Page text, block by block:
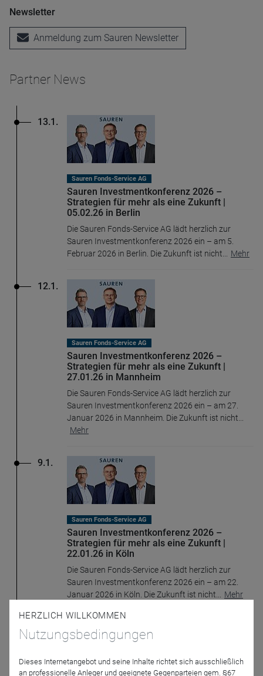
Newsletter
Anmeldung zum Sauren Newsletter
Partner News
13.1.
Sauren Fonds-Service AG
Sauren Investmentkonferenz 2026 –
Strategien für mehr als eine Zukunft |
05.02.26 in Berlin
Die Sauren Fonds-Service AG lädt herzlich zur
Sauren Investmentkonferenz 2026 ein – am 5.
Februar 2026 in Berlin. Die Zukunft ist nicht... Mehr
12.1.
Sauren Fonds-Service AG
Sauren Investmentkonferenz 2026 –
Strategien für mehr als eine Zukunft |
27.01.26 in Mannheim
Die Sauren Fonds-Service AG lädt herzlich zur
Sauren Investmentkonferenz 2026 ein – am 27.
Januar 2026 in Mannheim. Die Zukunft ist nicht...
Mehr
9.1.
Sauren Fonds-Service AG
Sauren Investmentkonferenz 2026 –
Strategien für mehr als eine Zukunft |
22.01.26 in Köln
Die Sauren Fonds-Service AG lädt herzlich zur
Sauren Investmentkonferenz 2026 ein – am 22.
Januar 2026 in Köln. Die Zukunft ist nicht... Mehr
HERZLICH WILLKOMMEN
Nutzungsbedingungen
Dieses Internetangebot und seine Inhalte richtet sich ausschließlich
an professionelle Anleger und geeignete Gegenparteien gem. §67